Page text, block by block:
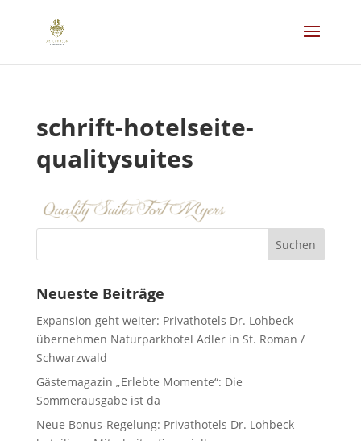
schrift-hotelseite-
qualitysuites
Neueste Beiträge
Expansion geht weiter: Privathotels Dr. Lohbeck
übernehmen Naturparkhotel Adler in St. Roman /
Schwarzwald
Gästemagazin „Erlebte Momente“: Die
Sommerausgabe ist da
Neue Bonus-Regelung: Privathotels Dr. Lohbeck